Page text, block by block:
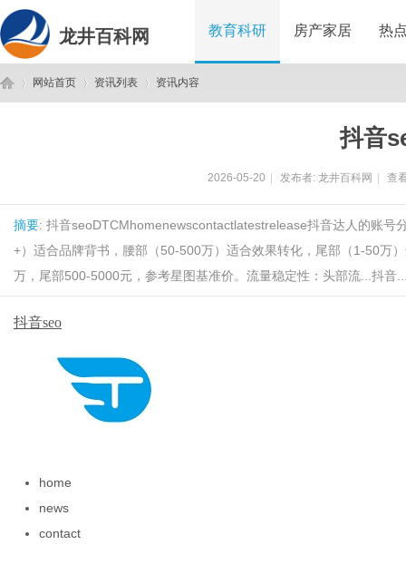
龙井百科网 教育科研 房产家居 热
网站首页 资讯列表 资讯内容
抖音
2026-05-20 发布者: 龙井百科网 查
摘要: 抖音seoDTCMhomenewscontactlatestrelease抖音达人的账
+）适合品牌背书，腰部（50-500万）适合效果转化，尾部（1-50万
万，尾部500-5000元，参考星图基准价。流量稳定性：头部流...抖音
抖音seo
home
news
contact